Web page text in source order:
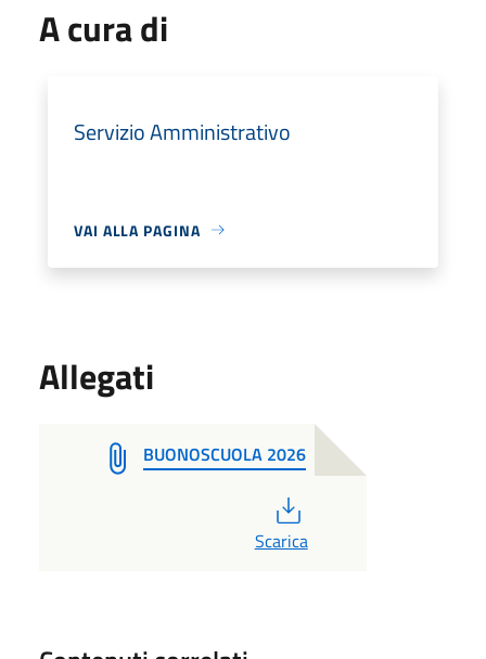
A cura di
Servizio Amministrativo
VAI ALLA PAGINA
Allegati
BUONOSCUOLA 2026
Scarica